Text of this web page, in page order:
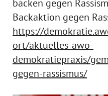
backen gegen
Backaktion gegen
https://
ort/aktuelles-awo-
demokratiepraxis/
gegen-rassismus/